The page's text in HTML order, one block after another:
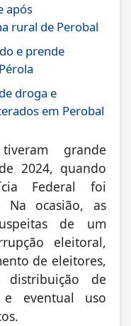
após
rural de Perobal
e prende
droga e
em Perobal
grande
2024, quando
Federal foi
Na ocasião, as
de um
eleitoral,
de eleitores,
distribuição de
e eventual uso